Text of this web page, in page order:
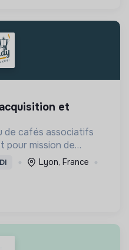
de cafés associatifs
pour mission de
âgées en créant
de proximité.
Lyon, France